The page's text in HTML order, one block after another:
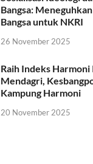
Bangsa:
Bangsa untuk NKRI
26 November 2025
Raih Indeks
Mendagri,
Kampung Harmoni
20 November 2025